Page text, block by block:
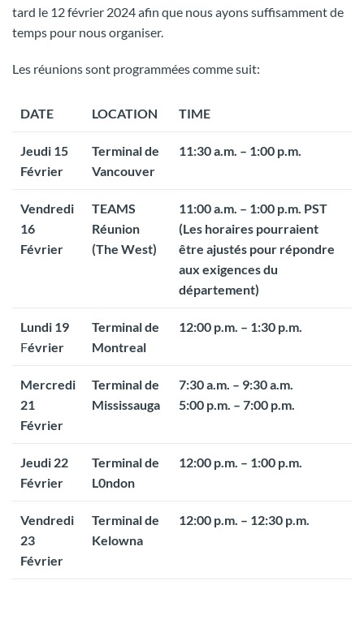
tard le 12 février 2024 afin que nous ayons suffisamment de
temps pour nous organiser.
Les réunions sont programmées comme suit:
DATE LOCATION TIME
Jeudi 15
Février
Terminal de
Vancouver
11:30 a.m. – 1:00 p.m.
Vendredi
16
Février
TEAMS
Réunion
(The West)
11:00 a.m. – 1:00 p.m. PST
(Les horaires pourraient
être ajustés pour répondre
aux exigences du
département)
Lundi 19
Février
Terminal de
Montreal
12:00 p.m. – 1:30 p.m.
Mercredi
21
Février
Terminal de
Mississauga
7:30 a.m. – 9:30 a.m.
5:00 p.m. – 7:00 p.m.
Jeudi 22
Février
Terminal de
L0ndon
12:00 p.m. – 1:00 p.m.
Vendredi
23
Février
Terminal de
Kelowna
12:00 p.m. – 12:30 p.m.